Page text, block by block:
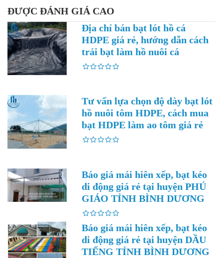
ĐƯỢC ĐÁNH GIÁ CAO
Địa chỉ bán bạt lót hồ cá
HDPE giá rẻ, hướng dẫn cách
trải bạt làm hồ nuôi cá
Tư vấn lựa chọn độ dày bạt lót
hồ nuôi tôm HDPE, cách mua
bạt HDPE làm ao tôm giá rẻ
Báo giá mái hiên xếp, bạt kéo
di động giá rẻ tại huyện PHÚ
GIÁO TỈNH BÌNH DƯƠNG
Báo giá mái hiên xếp, bạt kéo
di động giá rẻ tại huyện DẦU
TIẾNG TỈNH BÌNH DƯƠNG